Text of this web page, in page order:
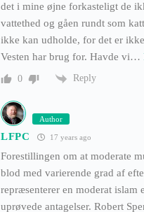
det i mine øjne forkasteligt de
vattethed og gåen rundt som
ikke kan udholde, for det er
Vesten har brug for. Havde vi…
0 Reply
Author
LFPC 17 years ago
Forestillingen om at moderate
blod med varierende grad af
repræsenterer en moderat islam
uprøvede antagelser. Robert